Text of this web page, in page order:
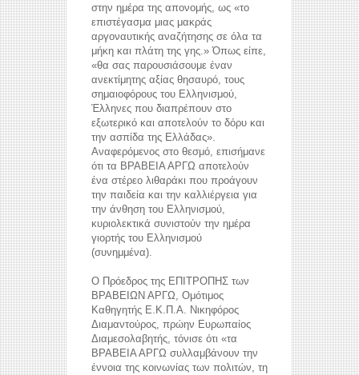
στην ημέρα της απονομής, ως «το
επιστέγασμα μιας μακράς
αργοναυτικής αναζήτησης σε όλα τα
μήκη και πλάτη της γης.» Όπως είπε,
«θα σας παρουσιάσουμε έναν
ανεκτίμητης αξίας θησαυρό, τους
σημαιοφόρους του Ελληνισμού,
Έλληνες που διαπρέπουν στο
εξωτερικό και αποτελούν το δόρυ και
την ασπίδα της Ελλάδας».
Αναφερόμενος στο θεσμό, επισήμανε
ότι τα ΒΡΑΒΕΙΑ ΑΡΓΩ αποτελούν
ένα στέρεο λιθαράκι που προάγουν
την παιδεία και την καλλιέργεια για
την άνθηση του Ελληνισμού,
κυριολεκτικά συνιστούν την ημέρα
γιορτής του Ελληνισμού
(συνημμένα).
Ο Πρόεδρος της ΕΠΙΤΡΟΠΗΣ των
ΒΡΑΒΕΙΩΝ ΑΡΓΩ, Ομότιμος
Καθηγητής Ε.Κ.Π.Α. Νικηφόρος
Διαμαντούρος, πρώην Ευρωπαίος
Διαμεσολαβητής, τόνισε ότι «τα
ΒΡΑΒΕΙΑ ΑΡΓΩ συλλαμβάνουν την
έννοια της κοινωνίας των πολιτών, τη